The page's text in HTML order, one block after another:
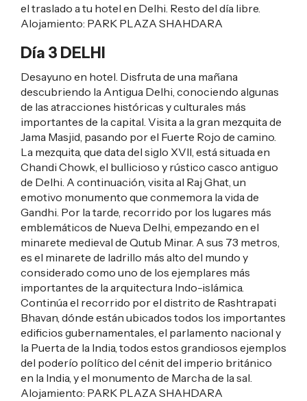
el traslado a tu hotel en Delhi. Resto del día libre.
Alojamiento: PARK PLAZA SHAHDARA
Día 3 DELHI
Desayuno en hotel. Disfruta de una mañana
descubriendo la Antigua Delhi, conociendo algunas
de las atracciones históricas y culturales más
importantes de la capital. Visita a la gran mezquita de
Jama Masjid, pasando por el Fuerte Rojo de camino.
La mezquita, que data del siglo XVII, está situada en
Chandi Chowk, el bullicioso y rústico casco antiguo
de Delhi. A continuación, visita al Raj Ghat, un
emotivo monumento que conmemora la vida de
Gandhi. Por la tarde, recorrido por los lugares más
emblemáticos de Nueva Delhi, empezando en el
minarete medieval de Qutub Minar. A sus 73 metros,
es el minarete de ladrillo más alto del mundo y
considerado como uno de los ejemplares más
importantes de la arquitectura Indo-islámica.
Continúa el recorrido por el distrito de Rashtrapati
Bhavan, dónde están ubicados todos los importantes
edificios gubernamentales, el parlamento nacional y
la Puerta de la India, todos estos grandiosos ejemplos
del poderío político del cénit del imperio británico
en la India, y el monumento de Marcha de la sal.
Alojamiento: PARK PLAZA SHAHDARA